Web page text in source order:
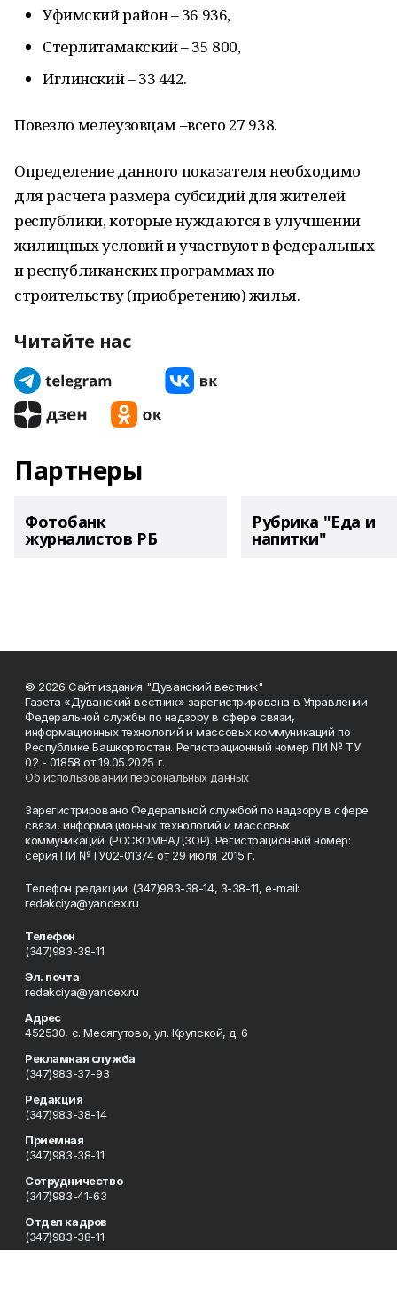
Уфимский район – 36 936,
Стерлитамакский – 35 800,
Иглинский – 33 442.
Повезло мелеузовцам –всего 27 938.
Определение данного показателя необходимо
для расчета размера субсидий для жителей
республики, которые нуждаются в улучшении
жилищных условий и участвуют в федеральных
и республиканских программах по
строительству (приобретению) жилья.
Читайте нас
Партнеры
Фотобанк
журналистов РБ
Рубрика "Еда и
напитки"
© 2026 Сайт издания "Дуванский вестник"
Газета «Дуванский вестник» зарегистрирована в Управлении
Федеральной службы по надзору в сфере связи,
информационных технологий и массовых коммуникаций по
Республике Башкортостан. Регистрационный номер ПИ № ТУ
02 - 01858 от 19.05.2025 г.
Об использовании персональных данных
Зарегистрировано Федеральной службой по надзору в сфере
связи, информационных технологий и массовых
коммуникаций (РОСКОМНАДЗОР). Регистрационный номер:
серия ПИ №ТУ02-01374 от 29 июля 2015 г.
Телефон редакции: (347)983-38-14, 3-38-11, e-mail:
redakciya@yandex.ru
Телефон
(347)983-38-11
Эл. почта
redakciya@yandex.ru
Адрес
452530, с. Месягутово, ул. Крупской, д. 6
Рекламная служба
(347)983-37-93
Редакция
(347)983-38-14
Приемная
(347)983-38-11
Сотрудничество
(347)983-41-63
Отдел кадров
(347)983-38-11